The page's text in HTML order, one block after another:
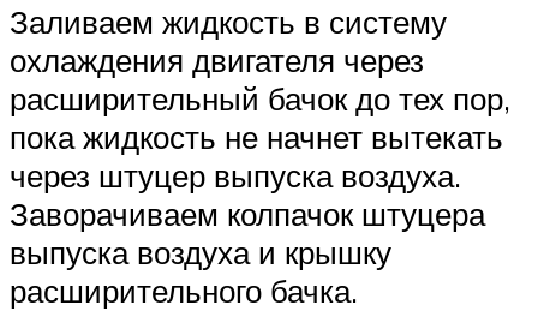
Заливаем жидкость в систему
охлаждения двигателя через
расширительный бачок до тех пор,
пока жидкость не начнет вытекать
через штуцер выпуска воздуха.
Заворачиваем колпачок штуцера
выпуска воздуха и крышку
расширительного бачка.